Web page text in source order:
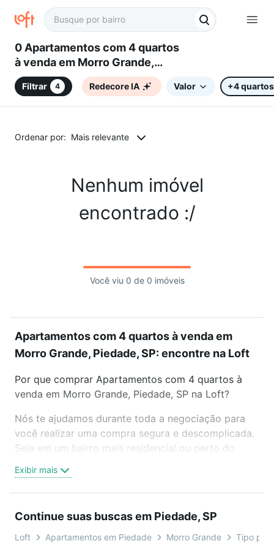
0 Apartamentos com 4 quartos
à venda em Morro Grande,
Piedade, SP
Filtrar 4 Redecore IA Valor +4 quartos
Ordenar por: Mais relevante
Nenhum imóvel
encontrado :/
Você viu 0 de 0 imóveis
Apartamentos com 4 quartos à venda em
Morro Grande, Piedade, SP: encontre na Loft
Por que comprar Apartamentos com 4 quartos à
venda em Morro Grande, Piedade, SP na Loft?
Nós te ajudamos durante toda a negociação para
você realizar uma compra segura e descomplicada.
Seja em um bairro mais residencial ou perto do
oferta ideal de Apartamentos com 4 quartos à
venda em Morro Grande, Piedade, SP para
ou por videochamada, é grátis, sem compromisso e
você ainda conta com mais de 46 mil corretores e
Exibir mais
Continue suas buscas em Piedade, SP
Loft Apartamentos em Piedade Morro Grande Tipo